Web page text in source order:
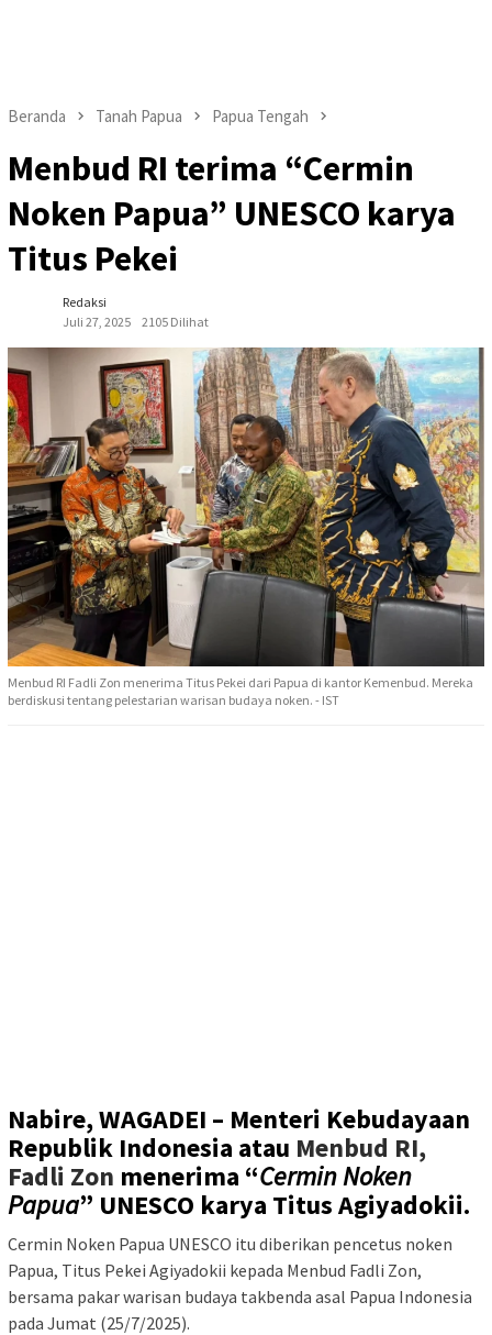
Beranda Tanah Papua Papua Tengah
Menbud RI terima “Cermin
Noken Papua” UNESCO karya
Titus Pekei
Redaksi
Juli 27, 2025
2105 Dilihat
Menbud RI Fadli Zon menerima Titus Pekei dari Papua di kantor Kemenbud. Mereka
berdiskusi tentang pelestarian warisan budaya noken. - IST
Nabire, WAGADEI – Menteri Kebudayaan
Republik Indonesia atau Menbud RI,
Fadli Zon menerima “Cermin Noken
Papua” UNESCO karya Titus Agiyadokii.
Cermin Noken Papua UNESCO itu diberikan pencetus noken
Papua, Titus Pekei Agiyadokii kepada Menbud Fadli Zon,
bersama pakar warisan budaya takbenda asal Papua Indonesia
pada Jumat (25/7/2025).